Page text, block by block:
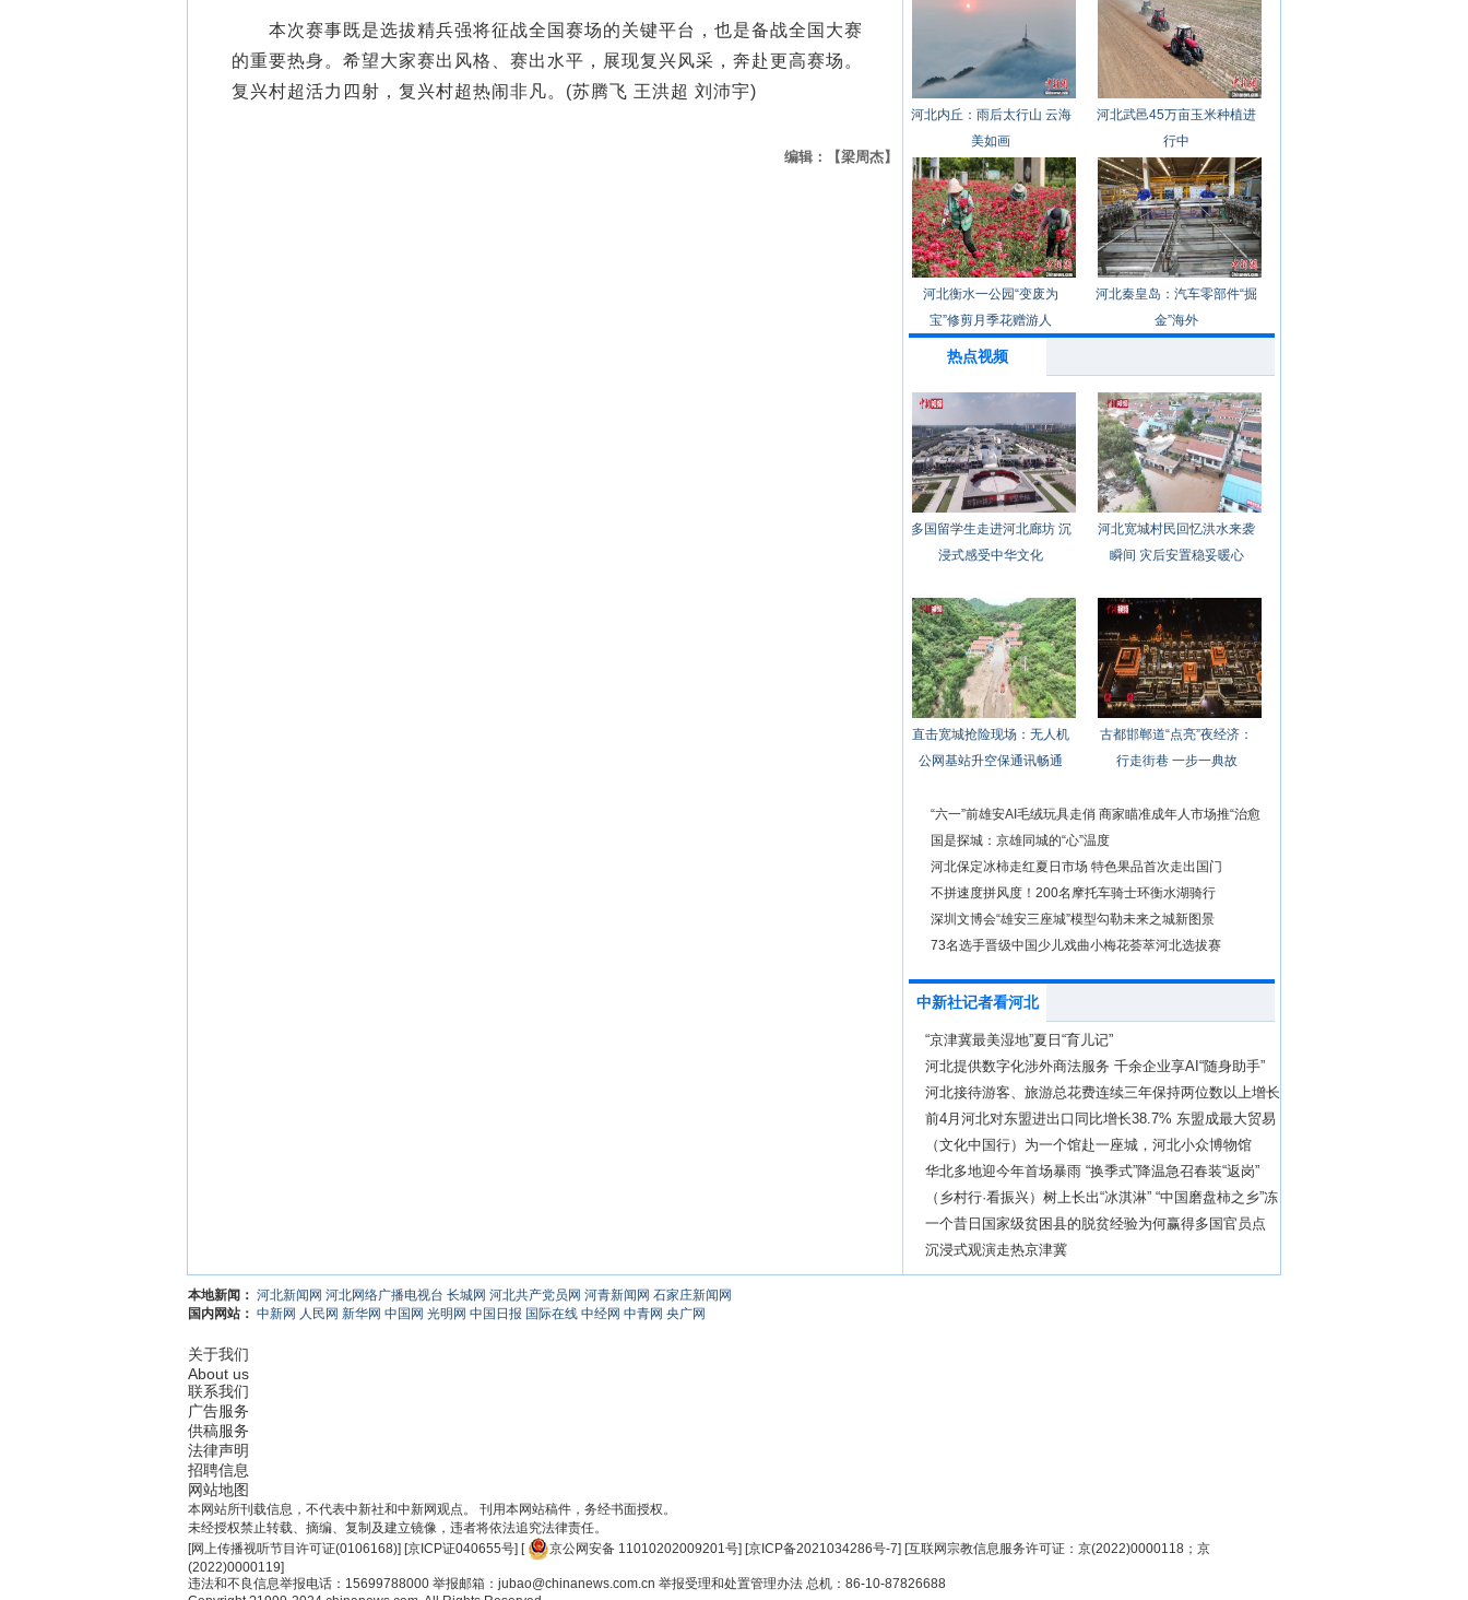
本次赛事既是选拔精兵强将征战全国赛场的关键平台，也是备战全国大赛
的重要热身。希望大家赛出风格、赛出水平，展现复兴风采，奔赴更高赛场。
复兴村超活力四射，复兴村超热闹非凡。(苏腾飞 王洪超 刘沛宇)
编辑：【梁周杰】
河北内丘：雨后太行山 云海
美如画
河北武邑45万亩玉米种植进
行中
河北衡水一公园“变废为
宝”修剪月季花赠游人
河北秦皇岛：汽车零部件“掘
金”海外
热点视频
多国留学生走进河北廊坊 沉
浸式感受中华文化
河北宽城村民回忆洪水来袭
瞬间 灾后安置稳妥暖心
直击宽城抢险现场：无人机
公网基站升空保通讯畅通
古都邯郸道“点亮”夜经济：
行走街巷 一步一典故
“六一”前雄安AI毛绒玩具走俏 商家瞄准成年人市场推“治愈
系”玩偶
国是探城：京雄同城的“心”温度
河北保定冰柿走红夏日市场 特色果品首次走出国门
不拼速度拼风度！200名摩托车骑士环衡水湖骑行
深圳文博会“雄安三座城”模型勾勒未来之城新图景
73名选手晋级中国少儿戏曲小梅花荟萃河北选拔赛
中新社记者看河北
“京津冀最美湿地”夏日“育儿记”
河北提供数字化涉外商法服务 千余企业享AI“随身助手”
河北接待游客、旅游总花费连续三年保持两位数以上增长
前4月河北对东盟进出口同比增长38.7% 东盟成最大贸易
伙伴
（文化中国行）为一个馆赴一座城，河北小众博物馆
频“出圈”
华北多地迎今年首场暴雨 “换季式”降温急召春装“返岗”
（乡村行·看振兴）树上长出“冰淇淋” “中国磨盘柿之乡”冻
出新产业
一个昔日国家级贫困县的脱贫经验为何赢得多国官员点
赞？
沉浸式观演走热京津冀
本地新闻： 河北新闻网 河北网络广播电视台 长城网 河北共产党员网 河青新闻网 石家庄新闻网
国内网站： 中新网 人民网 新华网 中国网 光明网 中国日报 国际在线 中经网 中青网 央广网
关于我们
About us
联系我们
广告服务
供稿服务
法律声明
招聘信息
网站地图
本网站所刊载信息，不代表中新社和中新网观点。 刊用本网站稿件，务经书面授权。
未经授权禁止转载、摘编、复制及建立镜像，违者将依法追究法律责任。
[网上传播视听节目许可证(0106168)] [京ICP证040655号] [ 京公网安备 11010202009201号] [京ICP备2021034286号-7] [互联网宗教信息服务许可证：京(2022)0000118；京
(2022)0000119]
违法和不良信息举报电话：15699788000 举报邮箱：jubao@chinanews.com.cn 举报受理和处置管理办法 总机：86-10-87826688